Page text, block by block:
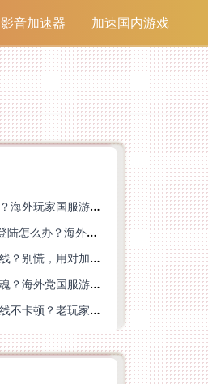
影音加速器 加速国内游戏
印度怎么玩全民突击？海外玩家国服游戏加速器终极指南（附原神延迟优化+精灵之境加速器选择）
300大作战国外无法登陆怎么办？海外玩家国服畅玩终极指南（附实测推荐）
非洲玩蛋仔派对总掉线？别慌，用对加速器就能丝滑开跑！
比利时怎么玩倩女幽魂？海外党国服游戏加速避坑指南（附实测推荐）
在欧洲怎么玩穿越火线不卡顿？老玩家亲测有效的加速器选择指南